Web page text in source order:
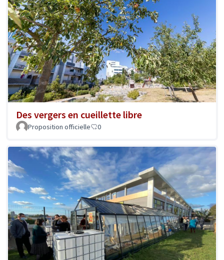
Des vergers en cueillette libre
Proposition officielle 0